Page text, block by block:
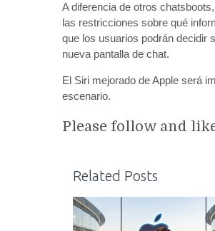
A diferencia de otros
las restricciones sobre qué
que los usuarios podrán decidir
nueva pantalla de chat.
El Siri mejorado de Apple será
escenario.
Please follow and
Related Posts